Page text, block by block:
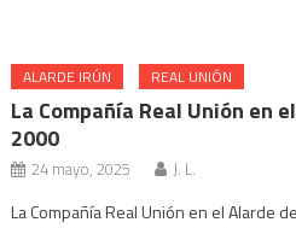
ALARDE IRÚN REAL UNIÓN
La Compañía Real Unión en
2000
24 mayo, 2025 J. L.
La Compañía Real Unión en el Alarde